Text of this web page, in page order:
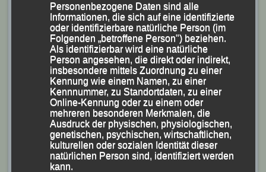
LG Passau – Niederbayerischer Mannschaftsmeister
mit dem Sieger des Männer-Hauptlaufs Christoph
Friedl, eingerahmt vom Zweiten Jonathan Schubert
(re.) und dem Vierten Cyprien Brabant (li).
Personenbezogene Daten sind alle
Informationen, die sich auf eine identifizierte
oder identifizierbare natürliche Person (im
Folgenden „betroffene Person") beziehen.
Als identifizierbar wird eine natürliche
Person angesehen, die direkt oder indirekt,
insbesondere mittels Zuordnung zu einer
Kennung wie einem Namen, zu einer
Kennnummer, zu Standortdaten, zu einer
Online-Kennung oder zu einem oder
mehreren besonderen Merkmalen, die
Ausdruck der physischen, physiologischen,
genetischen, psychischen, wirtschaftlichen,
kulturellen oder sozialen Identität dieser
natürlichen Person sind, identifiziert werden
kann.